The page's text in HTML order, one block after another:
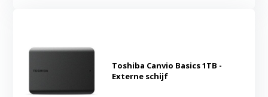
Toshiba Canvio Basics 1TB -
Externe schijf